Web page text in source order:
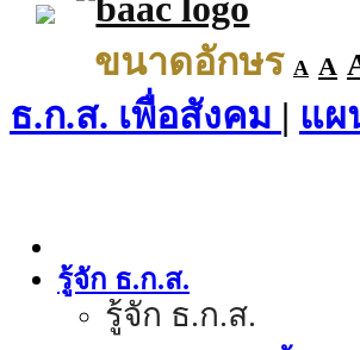
ขนาดอักษร A A
ธ.ก.ส. เพื่อสังคม | แผ
รู้จัก ธ.ก.ส.
รู้จัก ธ.ก.ส.